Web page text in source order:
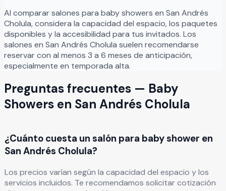
Al comparar salones para baby showers en San Andrés
Cholula, considera la capacidad del espacio, los paquetes
disponibles y la accesibilidad para tus invitados. Los
salones en San Andrés Cholula suelen recomendarse
reservar con al menos 3 a 6 meses de anticipación,
especialmente en temporada alta.
Preguntas frecuentes — Baby
Showers en San Andrés Cholula
¿Cuánto cuesta un salón para baby shower en
San Andrés Cholula?
Los precios varían según la capacidad del espacio y los
servicios incluidos. Te recomendamos solicitar cotización